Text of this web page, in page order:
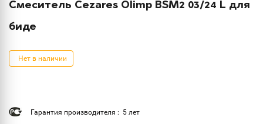
Смеситель Cezares Olimp BSM2 03/24 L для
биде
Нет в наличии
Гарантия производителя : 5 лет